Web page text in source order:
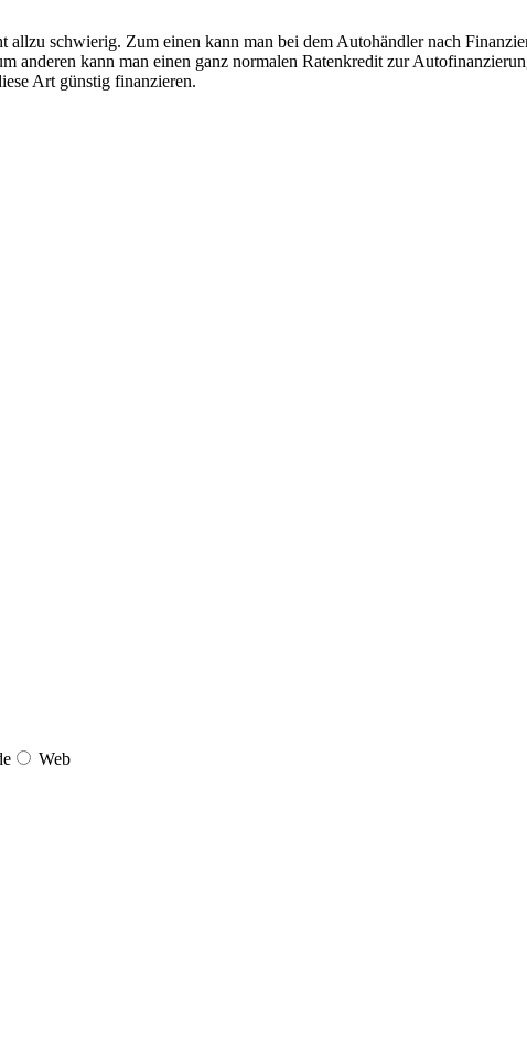
schwierig. Zum einen kann man bei dem Autohändler nach
anderen kann man einen ganz normalen Ratenkredit zur
Art günstig finanzieren.
Web